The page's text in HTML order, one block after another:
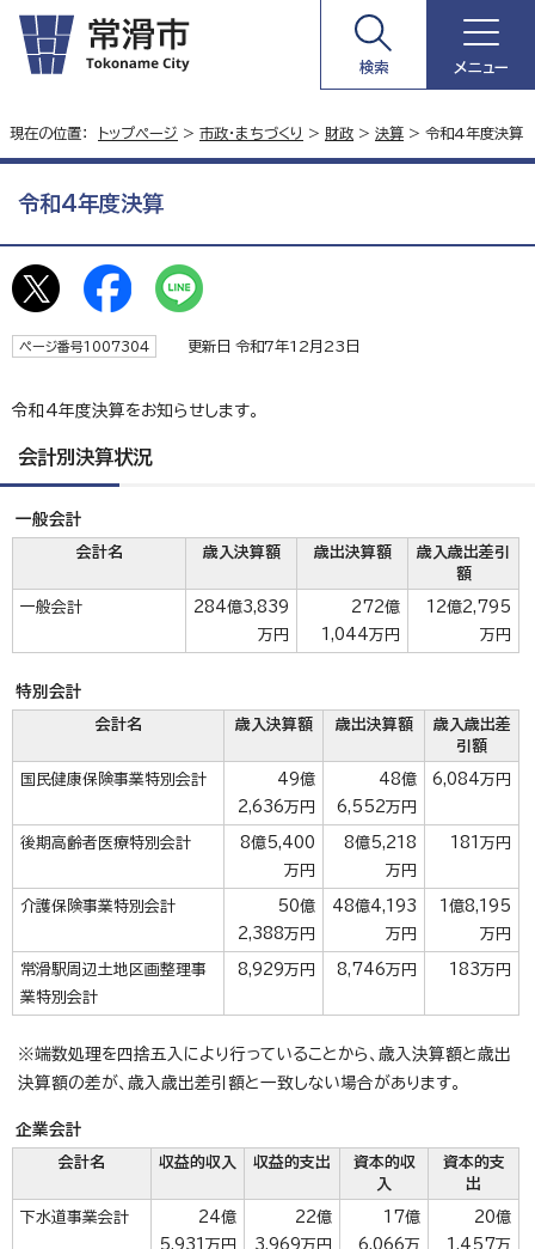
検索 メニュー
現在の位置： トップページ > 市政・まちづくり > 財政 > 決算 > 令和4年度決算
令和4年度決算
ページ番号1007304 更新日 令和7年12月23日
令和4年度決算をお知らせします。
会計別決算状況
一般会計
会計名 歳入決算額 歳出決算額
歳入歳出差引
額
一般会計
284億3,839
万円
272億
1,044万円
12億2,795
万円
特別会計
会計名 歳入決算額 歳出決算額
歳入歳出差
引額
国民健康保険事業特別会計
49億
2,636万円
48億
6,552万円
6,084万円
後期高齢者医療特別会計
8億5,400
万円
8億5,218
万円
181万円
介護保険事業特別会計
50億
2,388万円
48億4,193
万円
1億8,195
万円
常滑駅周辺土地区画整理事
業特別会計
8,929万円 8,746万円 183万円
※端数処理を四捨五入により行っていることから、歳入決算額と歳出
決算額の差が、歳入歳出差引額と一致しない場合があります。
企業会計
会計名 収益的収入 収益的支出
資本的収
入
資本的支
出
下水道事業会計
24億
5,931万円
22億
3,969万円
17億
6,066万
20億
1,457万